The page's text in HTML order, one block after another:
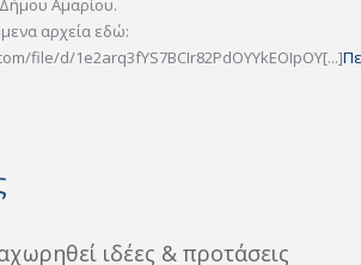
Αμαρίου.
αρχεία εδώ:
file/d/1e2arq3fYS7BCIr82PdOYYkEOIpOY[...]
ιδέες & προτάσεις